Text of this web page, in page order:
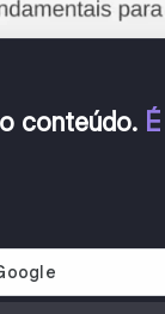
conteúdo. É